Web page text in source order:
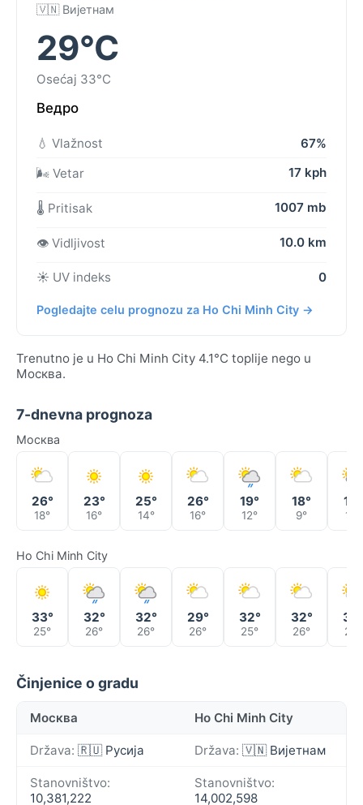
🇻🇳 Вијетнам
29°C
Osećaj 33°C
Ведро
💧 Vlažnost
67%
🌬️ Vetar
17 kph
🌡️ Pritisak 1007 mb
👁️ Vidljivost 10.0 km
☀️ UV indeks 0
Pogledajte celu prognozu za Ho Chi Minh City →
Trenutno je u Ho Chi Minh City 4.1°C toplije nego u
Москва.
7-dnevna prognoza
Москва
26°
18°
23°
16°
25°
14°
26°
16°
19°
12°
18°
9°
18°
13°
Ho Chi Minh City
33°
25°
32°
26°
32°
26°
29°
26°
32°
25°
32°
26° 26°
Činjenice o gradu
Москва Ho Chi Minh City
Država: 🇷🇺 Русија Država: 🇻🇳 Вијетнам
Stanovništvo:
10,381,222
Stanovništvo:
14,002,598